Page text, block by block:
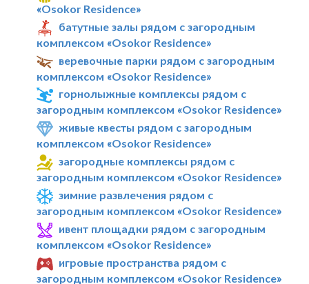
«Osokor Residence»
батутные залы рядом с загородным
комплексом «Osokor Residence»
веревочные парки рядом с загородным
комплексом «Osokor Residence»
горнолыжные комплексы рядом с
загородным комплексом «Osokor Residence»
живые квесты рядом с загородным
комплексом «Osokor Residence»
загородные комплексы рядом с
загородным комплексом «Osokor Residence»
зимние развлечения рядом с
загородным комплексом «Osokor Residence»
ивент площадки рядом с загородным
комплексом «Osokor Residence»
игровые пространства рядом с
загородным комплексом «Osokor Residence»